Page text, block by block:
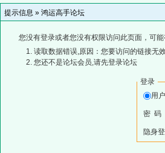
提示信息 » 鸿运高手论坛
您没有登录或者您没有权限访问此页面，可
读取数据错误,原因：您要访问的链接无
您还不是论坛会员,请先登录论坛
登录
用
密 码
隐身